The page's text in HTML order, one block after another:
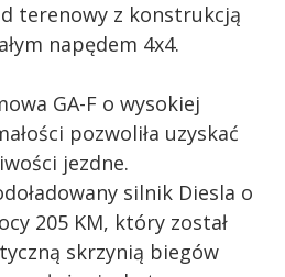
terenowy z konstrukcją
napędem 4x4.
GA-F o wysokiej
pozwoliła uzyskać
jezdne.
silnik Diesla o
205 KM, który został
skrzynią biegów